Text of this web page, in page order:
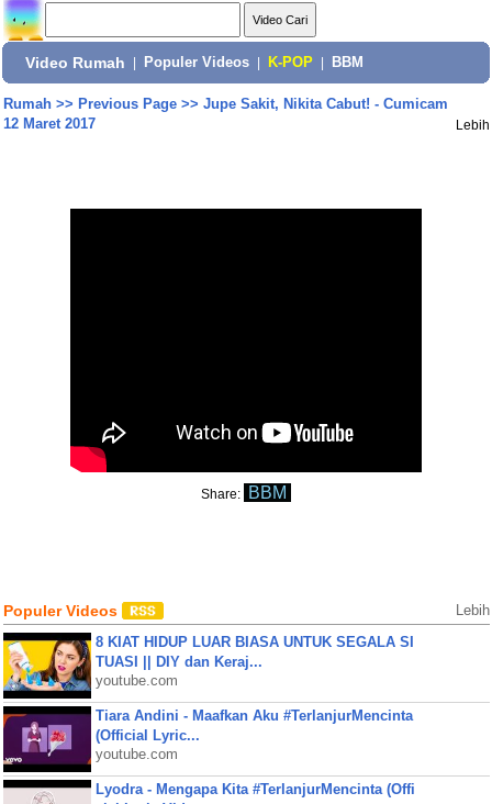
Video Rumah Populer Videos K-POP BBM
Rumah>> Previous Page>> Jupe Sakit, Nikita Cabut! - Cumicam
12 Maret 2017
Lebih
Share: BBM
Populer Videos Lebih
8 KIAT HIDUP LUAR BIASA UNTUK SEGALA SI
TUASI || DIY dan Keraj...
youtube.com
Tiara Andini - Maafkan Aku #TerlanjurMencinta
(Official Lyric...
youtube.com
Lyodra - Mengapa Kita #TerlanjurMencinta (Offi